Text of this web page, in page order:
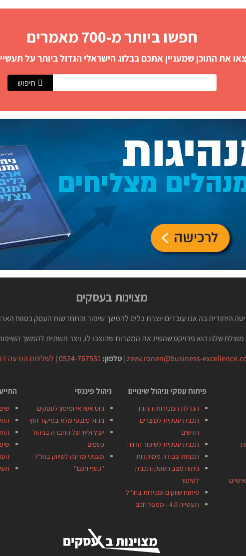
חפשו ביותר מ-700 מאמרים
את התוכן שמעניין אתכם בבלוג הישראלי הגדול ביותר על
חיפוש
מצוינות בעסקים
היחודית בה אנו עובדים יוצרת כלים להמשך שיפור והתחדשות העסק בטווח
מוצלח שלנו הוא פרויקט שהשיג את המטרות שהוצבו לו, ויצר תשתית להמשך
zeev.ronen@business-
|טלפון:0524-767531
| לשליחת הודעה
פיתוח עסקי וניהול שינויים
הגדלת המכירות והרווח
תכנית עסקית למוצרים
חדשים
תכנית עסקית לשיפור הרווח
תכניות עבודה ממוקדות
ניתוח מצב העסק ותכנית
לשיפור
פיתוח שווקים ומכירות בחו"ל
תעשייה 4.0 - מפעל חכם
ניהול פיננסי
גיוס אשראי ומימון לעסקים
ניהול פיננסי מלא במיקור חוץ
יעוץ וליווי של החברה בניהול
כספים
מענקי מדינה לשיווק בחו"ל -
"כסף חכם"
תעשייה